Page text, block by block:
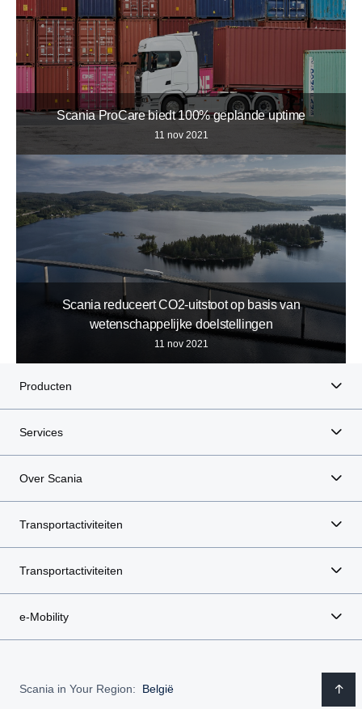
Scania ProCare biedt 100% geplande uptime
11 nov 2021
Scania reduceert CO2-uitstoot op basis van
wetenschappelijke doelstellingen
11 nov 2021
Producten
Services
Over Scania
Transportactiviteiten
Transportactiviteiten
e-Mobility
Scania in Your Region: België